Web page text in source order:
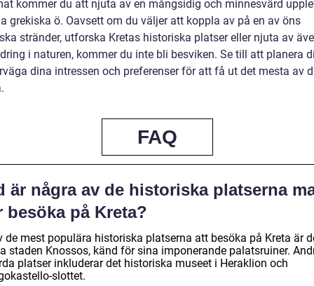
kommer du att njuta av en mångsidig och minnesvärd
grekiska ö. Oavsett om du väljer att koppla av på en av öns
stränder, utforska Kretas historiska platser eller njuta av
i naturen, kommer du inte bli besviken. Se till att planera
dina intressen och preferenser för att få ut det mesta av
FAQ
är några av de historiska platserna
besöka på Kreta?
de mest populära historiska platserna att besöka på Kreta är
staden Knossos, känd för sina imponerande palatsruiner.
platser inkluderar det historiska museet i Heraklion och
slottet.